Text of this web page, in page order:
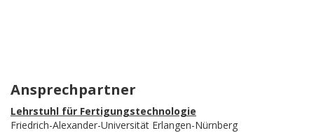
Ansprechpartner
Lehrstuhl für Fertigungstechnologie
Friedrich-Alexander-Universität Erlangen-Nürnberg